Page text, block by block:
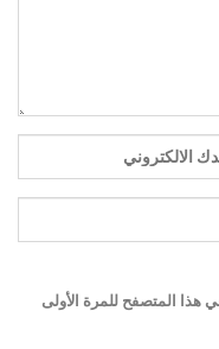
هذا المتصفح للمرة الأولى